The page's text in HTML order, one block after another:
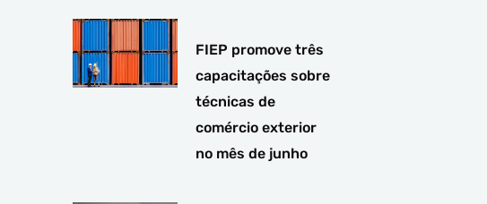
FIEP promove três
capacitações sobre
técnicas de
comércio exterior
no mês de junho